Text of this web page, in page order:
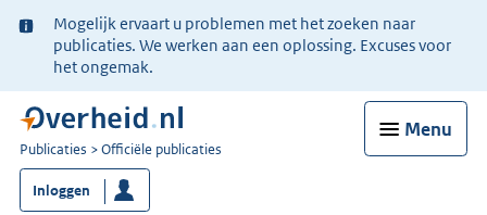
Ter
informatie:
Mogelijk ervaart u problemen met het zoeken naar
publicaties. We werken aan een oplossing. Excuses voor
het ongemak.
Menu
U
bent
nu
Publicaties Officiële publicaties
Inloggen